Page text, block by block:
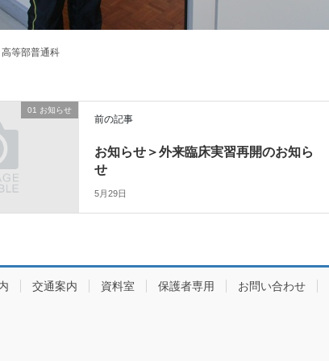
等部普通科
01 お知らせ
前の記事
お知らせ＞外来臨床実習再開のお知ら
せ
5月29日
交通案内 資料室 保護者専用 お問い合わせ